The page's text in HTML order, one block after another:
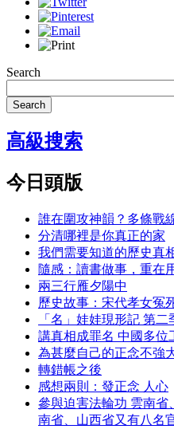
Search
Search
高級搜索
今日頭版
誰在圍攻神韻？多條戰
分清哪裡是你真正的家
我們需要知道的歷史真
隨感：讀書做事，重在
兩三行雁夕陽中
歷史故事：宋代孝女冤
「名」娃娃現形記 第二
講真相成罪名 中國多位
為甚麼自己的正念不強
轉錯帳之後
感想兩則：發正念 人心
參與迫害法輪功 雲南省
南省、山西省又有八名